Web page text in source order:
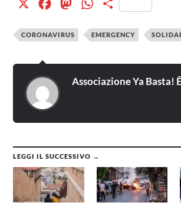
FacebookMastodonWhatsAppCondividi
CORONAVIRUS EMERGENCY
Associazione Ya Basta!
LEGGI IL SUCCESSIVO →